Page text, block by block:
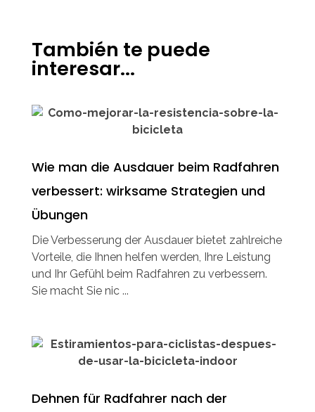
También te puede
interesar...
Wie man die Ausdauer beim Radfahren
verbessert: wirksame Strategien und
Übungen
Die Verbesserung der Ausdauer bietet zahlreiche
Vorteile, die Ihnen helfen werden, Ihre Leistung
und Ihr Gefühl beim Radfahren zu verbessern.
Sie macht Sie nic ...
Dehnen für Radfahrer nach der